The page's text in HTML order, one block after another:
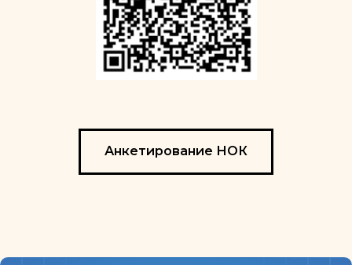
Анкетирование НОК